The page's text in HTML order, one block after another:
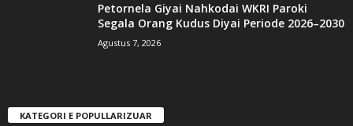
Petornela Giyai Nahkodai WKRI Paroki
Segala Orang Kudus Diyai Periode 2026–2030
Agustus 7, 2026
KATEGORI E POPULLARIZUAR